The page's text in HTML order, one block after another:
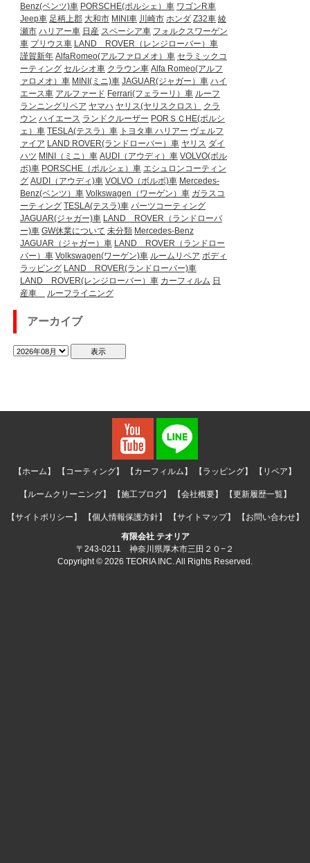
Benz(ベンツ)車 PORSCHE(ポルシェ）車 ワゴンR車
Jeep車 足柄上郡 大和市 MINI車 川崎市 ホンダ Z32車 綾
瀬市 ハリアー車 日産 スペーシア車 フォルクスワーゲン
車 プリウス車 LAND ROVER（レンジローバー）車
謹賀新年 AlfaRomeo(アルファロメオ）車 セラミックコ
ーティング セルシオ車 クラウン車 Alfa Romeo(アルフ
ァロメオ）車 MINI(ミニ)車 JAGUAR(ジャガー）車 ハイ
エース車 アルファード Ferrari(フェラーリ）車 ルーフ
ランニングリペア ヤマハ ヤリス(ヤリスクロス）
クラ
ウン ハイエース ランドクルーザー PORＳＣHE(ポルシ
ェ）車 TESLA(テスラ）車 トヨタ車 ハリアー ヴェルフ
ァイア LAND ROVER(ランドローバー）車 ヤリス ダイ
ハツ MINI（ミニ）車 AUDI（アウディ）車 VOLVO(ボル
ボ)車 PORSCHE（ポルシェ）車 エシュロンコーティン
グ AUDI（アウディ)車 VOLVO（ボルボ)車 Mercedes-
Benz(ベンツ）車 Volkswagen（ワーゲン）車 ガラスコ
ーティング TESLA(テスラ)車 パーツコーティング
JAGUAR(ジャガー)車 LAND ROVER（ランドローバ
ー)車 GW休業について 未分類 Mercedes-Benz
JAGUAR（ジャガー）車 LAND ROVER（ランドロー
バー）車 Volkswagen(ワーゲン)車 ルームリペア ボディ
ラッピング LAND ROVER(ランドローバー)車
LAND ROVER(レンジローバー）車 カーフィルム 日
産車
ルーフライニング
アーカイブ
【ホーム】 【コーティング】 【カーフィルム】 【ラッピング】 【リペア】
【ルームクリーニング】 【施工ブログ】 【会社概要】 【更新履歴一覧】
【サイトポリシー】 【個人情報保護方針】 【サイトマップ】
【お問い合わせ】
有限会社 テオリア
〒243-0211 神奈川県厚木市三田２０−２
Copyright © 2026 TEORIA INC. All Rights Reserved.